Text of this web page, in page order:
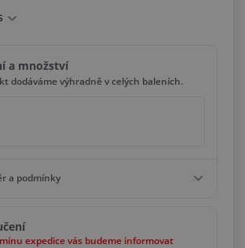
a množství
dodáváme výhradně v celých baleních.
a podmínky
expedice vás budeme informovat